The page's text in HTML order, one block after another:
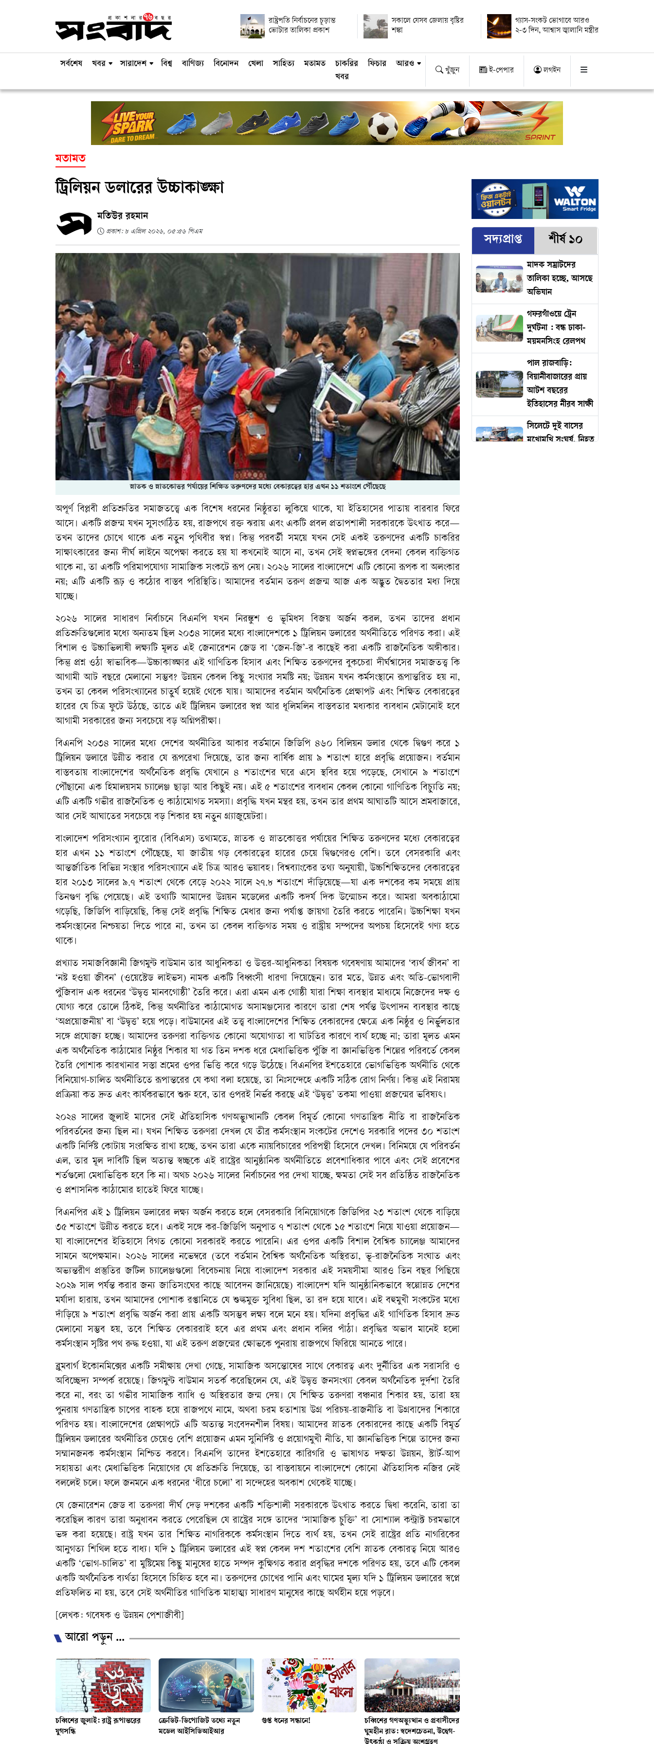
রাষ্ট্রপতি নির্বাচনের চূড়ান্ত
ভোটার তালিকা প্রকাশ
সকালে যেসব জেলায় বৃষ্টির
শঙ্কা
গ্যাস-সংকট ভোগাবে আরও
২-৩ দিন, আশ্বাস জ্বালানি মন্ত্রীর
সর্বশেষ খবর সারাদেশ বিশ্ব বাণিজ্য বিনোদন খেলা সাহিত্য মতামত
চাকরির
খবর
ফিচার আরও
খুঁজুন ই-পেপার লগইন
মতামত
ট্রিলিয়ন ডলারের উচ্চাকাঙ্ক্ষা
মতিউর রহমান
প্রকাশ: ৮ এপ্রিল ২০২৬, ০৫:৫৬ পিএম
স্নাতক ও স্নাতকোত্তর পর্যায়ের শিক্ষিত তরুণদের মধ্যে বেকারত্বের হার এখন ১১ শতাংশে পৌঁছেছে
অপূর্ণ বিপ্লবী প্রতিশ্রুতির সমাজতত্ত্বে এক বিশেষ ধরনের নিষ্ঠুরতা লুকিয়ে থাকে, যা ইতিহাসের পাতায় বারবার ফিরে
আসে। একটি প্রজন্ম যখন সুসংগঠিত হয়, রাজপথে রক্ত ঝরায় এবং একটি প্রবল প্রতাপশালী সরকারকে উৎখাত করে—
তখন তাদের চোখে থাকে এক নতুন পৃথিবীর স্বপ্ন। কিন্তু পরবর্তী সময়ে যখন সেই একই তরুণদের একটি চাকরির
সাক্ষাৎকারের জন্য দীর্ঘ লাইনে অপেক্ষা করতে হয় যা কখনোই আসে না, তখন সেই স্বপ্নভঙ্গের বেদনা কেবল ব্যক্তিগত
থাকে না, তা একটি পরিমাপযোগ্য সামাজিক সংকটে রূপ নেয়। ২০২৬ সালের বাংলাদেশে এটি কোনো রূপক বা অলংকার
নয়; এটি একটি রূঢ় ও কঠোর বাস্তব পরিস্থিতি। আমাদের বর্তমান তরুণ প্রজন্ম আজ এক অদ্ভুত দ্বৈততার মধ্য দিয়ে
যাচ্ছে।
২০২৬ সালের সাধারণ নির্বাচনে বিএনপি যখন নিরঙ্কুশ ও ভূমিধস বিজয় অর্জন করল, তখন তাদের প্রধান
প্রতিশ্রুতিগুলোর মধ্যে অন্যতম ছিল ২০৩৪ সালের মধ্যে বাংলাদেশকে ১ ট্রিলিয়ন ডলারের অর্থনীতিতে পরিণত করা। এই
বিশাল ও উচ্চাভিলাষী লক্ষ্যটি মূলত এই জেনারেশন জেড বা ‘জেন-জি’-র কাছেই করা একটি রাজনৈতিক অঙ্গীকার।
কিন্তু প্রশ্ন ওঠা স্বাভাবিক—উচ্চাকাঙ্ক্ষার এই গাণিতিক হিসাব এবং শিক্ষিত তরুণদের বুকচেরা দীর্ঘশ্বাসের সমাজতত্ত্ব কি
আগামী আট বছরে মেলানো সম্ভব? উন্নয়ন কেবল কিছু সংখ্যার সমষ্টি নয়; উন্নয়ন যখন কর্মসংস্থানে রূপান্তরিত হয় না,
তখন তা কেবল পরিসংখ্যানের চাতুর্য হয়েই থেকে যায়। আমাদের বর্তমান অর্থনৈতিক প্রেক্ষাপট এবং শিক্ষিত বেকারত্বের
হারের যে চিত্র ফুটে উঠছে, তাতে এই ট্রিলিয়ন ডলারের স্বপ্ন আর ধূলিমলিন বাস্তবতার মধ্যকার ব্যবধান মেটানোই হবে
আগামী সরকারের জন্য সবচেয়ে বড় অগ্নিপরীক্ষা।
বিএনপি ২০৩৪ সালের মধ্যে দেশের অর্থনীতির আকার বর্তমানে জিডিপি ৪৬০ বিলিয়ন ডলার থেকে দ্বিগুণ করে ১
ট্রিলিয়ন ডলারে উন্নীত করার যে রূপরেখা দিয়েছে, তার জন্য বার্ষিক প্রায় ৯ শতাংশ হারে প্রবৃদ্ধি প্রয়োজন। বর্তমান
বাস্তবতায় বাংলাদেশের অর্থনৈতিক প্রবৃদ্ধি যেখানে ৪ শতাংশের ঘরে এসে স্থবির হয়ে পড়েছে, সেখানে ৯ শতাংশে
পৌঁছানো এক হিমালয়সম চ্যালেঞ্জ ছাড়া আর কিছুই নয়। এই ৫ শতাংশের ব্যবধান কেবল কোনো গাণিতিক বিচ্যুতি নয়;
এটি একটি গভীর রাজনৈতিক ও কাঠামোগত সমস্যা। প্রবৃদ্ধি যখন মন্থর হয়, তখন তার প্রথম আঘাতটি আসে শ্রমবাজারে,
আর সেই আঘাতের সবচেয়ে বড় শিকার হয় নতুন গ্র্যাজুয়েটরা।
বাংলাদেশ পরিসংখ্যান ব্যুরোর (বিবিএস) তথ্যমতে, স্নাতক ও স্নাতকোত্তর পর্যায়ের শিক্ষিত তরুণদের মধ্যে বেকারত্বের
হার এখন ১১ শতাংশে পৌঁছেছে, যা জাতীয় গড় বেকারত্বের হারের চেয়ে দ্বিগুণেরও বেশি। তবে বেসরকারি এবং
আন্তর্জাতিক বিভিন্ন সংস্থার পরিসংখ্যানে এই চিত্র আরও ভয়াবহ। বিশ্বব্যাংকের তথ্য অনুযায়ী, উচ্চশিক্ষিতদের বেকারত্বের
হার ২০১৩ সালের ৯.৭ শতাংশ থেকে বেড়ে ২০২২ সালে ২৭.৮ শতাংশে দাঁড়িয়েছে—যা এক দশকের কম সময়ে প্রায়
তিনগুণ বৃদ্ধি পেয়েছে। এই তথ্যটি আমাদের উন্নয়ন মডেলের একটি কদর্য দিক উন্মোচন করে। আমরা অবকাঠামো
গড়েছি, জিডিপি বাড়িয়েছি, কিন্তু সেই প্রবৃদ্ধি শিক্ষিত মেধার জন্য পর্যাপ্ত জায়গা তৈরি করতে পারেনি। উচ্চশিক্ষা যখন
কর্মসংস্থানের নিশ্চয়তা দিতে পারে না, তখন তা কেবল ব্যক্তিগত সময় ও রাষ্ট্রীয় সম্পদের অপচয় হিসেবেই গণ্য হতে
থাকে।
প্রখ্যাত সমাজবিজ্ঞানী জিগমুন্ট বাউমান তার আধুনিকতা ও উত্তর-আধুনিকতা বিষয়ক গবেষণায় আমাদের ‘ব্যর্থ জীবন’ বা
‘নষ্ট হওয়া জীবন’ (ওয়েস্টেড লাইভস) নামক একটি বিধ্বংসী ধারণা দিয়েছেন। তার মতে, উন্নত এবং অতি-ভোগবাদী
পুঁজিবাদ এক ধরনের ‘উদ্বৃত্ত মানবগোষ্ঠী’ তৈরি করে। এরা এমন এক গোষ্ঠী যারা শিক্ষা ব্যবস্থার মাধ্যমে নিজেদের দক্ষ ও
যোগ্য করে তোলে ঠিকই, কিন্তু অর্থনীতির কাঠামোগত অসামঞ্জস্যের কারণে তারা শেষ পর্যন্ত উৎপাদন ব্যবস্থার কাছে
‘অপ্রয়োজনীয়’ বা ‘উদ্বৃত্ত’ হয়ে পড়ে। বাউমানের এই তত্ত্ব বাংলাদেশের শিক্ষিত বেকারদের ক্ষেত্রে এক নিষ্ঠুর ও নির্ভুলতার
সঙ্গে প্রযোজ্য হচ্ছে। আমাদের তরুণরা ব্যক্তিগত কোনো অযোগ্যতা বা ঘাটতির কারণে ব্যর্থ হচ্ছে না; তারা মূলত এমন
এক অর্থনৈতিক কাঠামোর নিষ্ঠুর শিকার যা গত তিন দশক ধরে মেধাভিত্তিক পুঁজি বা জ্ঞানভিত্তিক শিল্পের পরিবর্তে কেবল
তৈরি পোশাক কারখানার সস্তা শ্রমের ওপর ভিত্তি করে গড়ে উঠেছে। বিএনপির ইশতেহারে ভোগভিত্তিক অর্থনীতি থেকে
বিনিয়োগ-চালিত অর্থনীতিতে রূপান্তরের যে কথা বলা হয়েছে, তা নিঃসন্দেহে একটি সঠিক রোগ নির্ণয়। কিন্তু এই নিরাময়
প্রক্রিয়া কত দ্রুত এবং কার্যকরভাবে শুরু হবে, তার ওপরই নির্ভর করছে এই ‘উদ্বৃত্ত’ তকমা পাওয়া প্রজন্মের ভবিষ্যৎ।
২০২৪ সালের জুলাই মাসের সেই ঐতিহাসিক গণঅভ্যুত্থানটি কেবল বিমূর্ত কোনো গণতান্ত্রিক নীতি বা রাজনৈতিক
পরিবর্তনের জন্য ছিল না। যখন শিক্ষিত তরুণরা দেখল যে তীব্র কর্মসংস্থান সংকটের দেশেও সরকারি পদের ৩০ শতাংশ
একটি নির্দিষ্ট কোটায় সংরক্ষিত রাখা হচ্ছে, তখন তারা একে ন্যায়বিচারের পরিপন্থী হিসেবে দেখল। বিনিময়ে যে পরিবর্তন
এল, তার মূল দাবিটি ছিল অত্যন্ত স্বচ্ছকে এই রাষ্ট্রের আনুষ্ঠানিক অর্থনীতিতে প্রবেশাধিকার পাবে এবং সেই প্রবেশের
শর্তগুলো মেধাভিত্তিক হবে কি না। অথচ ২০২৬ সালের নির্বাচনের পর দেখা যাচ্ছে, ক্ষমতা সেই সব প্রতিষ্ঠিত রাজনৈতিক
ও প্রশাসনিক কাঠামোর হাতেই ফিরে যাচ্ছে।
বিএনপির এই ১ ট্রিলিয়ন ডলারের লক্ষ্য অর্জন করতে হলে বেসরকারি বিনিয়োগকে জিডিপির ২৩ শতাংশ থেকে বাড়িয়ে
৩৫ শতাংশে উন্নীত করতে হবে। একই সঙ্গে কর-জিডিপি অনুপাত ৭ শতাংশ থেকে ১৫ শতাংশে নিয়ে যাওয়া প্রয়োজন—
যা বাংলাদেশের ইতিহাসে বিগত কোনো সরকারই করতে পারেনি। এর ওপর একটি বিশাল বৈশ্বিক চ্যালেঞ্জ আমাদের
সামনে অপেক্ষমান। ২০২৬ সালের নভেম্বরে (তবে বর্তমান বৈশ্বিক অর্থনৈতিক অস্থিরতা, ভূ-রাজনৈতিক সংঘাত এবং
অভ্যন্তরীণ প্রস্তুতির জটিল চ্যালেঞ্জগুলো বিবেচনায় নিয়ে বাংলাদেশ সরকার এই সময়সীমা আরও তিন বছর পিছিয়ে
২০২৯ সাল পর্যন্ত করার জন্য জাতিসংঘের কাছে আবেদন জানিয়েছে) বাংলাদেশ যদি আনুষ্ঠানিকভাবে স্বল্পোন্নত দেশের
মর্যাদা হারায়, তখন আমাদের পোশাক রপ্তানিতে যে শুল্কমুক্ত সুবিধা ছিল, তা রদ হয়ে যাবে। এই বহুমুখী সংকটের মধ্যে
দাঁড়িয়ে ৯ শতাংশ প্রবৃদ্ধি অর্জন করা প্রায় একটি অসম্ভব লক্ষ্য বলে মনে হয়। যদিনা প্রবৃদ্ধির এই গাণিতিক হিসাব দ্রুত
মেলানো সম্ভব হয়, তবে শিক্ষিত বেকাররাই হবে এর প্রথম এবং প্রধান বলির পাঁঠা। প্রবৃদ্ধির অভাব মানেই হলো
কর্মসংস্থান সৃষ্টির পথ রুদ্ধ হওয়া, যা এই তরুণ প্রজন্মের ক্ষোভকে পুনরায় রাজপথে ফিরিয়ে আনতে পারে।
ব্লুমবার্গ ইকোনমিক্সের একটি সমীক্ষায় দেখা গেছে, সামাজিক অসন্তোষের সাথে বেকারত্ব এবং দুর্নীতির এক সরাসরি ও
অবিচ্ছেদ্য সম্পর্ক রয়েছে। জিগমুন্ট বাউমান সতর্ক করেছিলেন যে, এই উদ্বৃত্ত জনসংখ্যা কেবল অর্থনৈতিক দুর্দশা তৈরি
করে না, বরং তা গভীর সামাজিক ব্যাধি ও অস্থিরতার জন্ম দেয়। যে শিক্ষিত তরুণরা বঞ্চনার শিকার হয়, তারা হয়
পুনরায় গণতান্ত্রিক চাপের বাহক হয়ে রাজপথে নামে, অথবা চরম হতাশায় উগ্র পরিচয়-রাজনীতি বা উগ্রবাদের শিকারে
পরিণত হয়। বাংলাদেশের প্রেক্ষাপটে এটি অত্যন্ত সংবেদনশীল বিষয়। আমাদের স্নাতক বেকারদের কাছে একটি বিমূর্ত
ট্রিলিয়ন ডলারের অর্থনীতির চেয়েও বেশি প্রয়োজন এমন সুনির্দিষ্ট ও প্রয়োগমুখী নীতি, যা জ্ঞানভিত্তিক শিল্পে তাদের জন্য
সম্মানজনক কর্মসংস্থান নিশ্চিত করবে। বিএনপি তাদের ইশতেহারে কারিগরি ও ভাষাগত দক্ষতা উন্নয়ন, স্টার্ট-আপ
সহায়তা এবং মেধাভিত্তিক নিয়োগের যে প্রতিশ্রুতি দিয়েছে, তা বাস্তবায়নে বাংলাদেশে কোনো ঐতিহাসিক নজির নেই
বললেই চলে। ফলে জনমনে এক ধরনের ‘ধীরে চলো’ বা সন্দেহের অবকাশ থেকেই যাচ্ছে।
যে জেনারেশন জেড বা তরুণরা দীর্ঘ দেড় দশকের একটি শক্তিশালী সরকারকে উৎখাত করতে দ্বিধা করেনি, তারা তা
করেছিল কারণ তারা অনুধাবন করতে পেরেছিল যে রাষ্ট্রের সঙ্গে তাদের ‘সামাজিক চুক্তি’ বা সোশ্যাল কন্ট্রাক্ট চরমভাবে
ভঙ্গ করা হয়েছে। রাষ্ট্র যখন তার শিক্ষিত নাগরিককে কর্মসংস্থান দিতে ব্যর্থ হয়, তখন সেই রাষ্ট্রের প্রতি নাগরিকের
আনুগত্য শিথিল হতে বাধ্য। যদি ১ ট্রিলিয়ন ডলারের এই স্বপ্ন কেবল দশ শতাংশের বেশি স্নাতক বেকারত্ব নিয়ে আরও
একটি ‘ভোগ-চালিত’ বা মুষ্টিমেয় কিছু মানুষের হাতে সম্পদ কুক্ষিগত করার প্রবৃদ্ধির দশকে পরিণত হয়, তবে এটি কেবল
একটি অর্থনৈতিক ব্যর্থতা হিসেবে চিহ্নিত হবে না। তরুণদের চোখের পানি এবং ঘামের মূল্য যদি ১ ট্রিলিয়ন ডলারের স্বপ্নে
প্রতিফলিত না হয়, তবে সেই অর্থনীতির গাণিতিক মাহাত্ম্য সাধারণ মানুষের কাছে অর্থহীন হয়ে পড়বে।
[লেখক: গবেষক ও উন্নয়ন পেশাজীবী]
আরো পড়ুন ...
চব্বিশের জুলাই: রাষ্ট্র রূপান্তরের
যুগসন্ধি
ক্রেডিট-ডিপোজিট তথ্যে নতুন
মডেল আইসিডিআইআর
গুপ্ত ধনের সন্ধানে!
চব্বিশের গণঅভ্যুত্থান ও প্রবাসীদের
ঘুমহীন রাত: স্বদেশচেতনা, উদ্বেগ-
সদ্যপ্রাপ্ত শীর্ষ ১০
মাদক সম্রাটদের
তালিকা হচ্ছে, আসছে
অভিযান
গফরগাঁওয়ে ট্রেন
দুর্ঘটনা : বন্ধ ঢাকা-
ময়মনসিংহ রেলপথ
পাল রাজবাড়ি:
বিয়ানীবাজারের প্রায়
আটশ বছরের
ইতিহাসের নীরব সাক্ষী
সিলেটে দুই বাসের
মুখোমুখি সংঘর্ষ, নিহত